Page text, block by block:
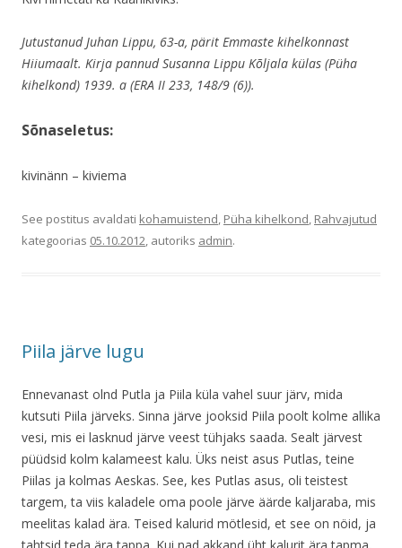
Jutustanud Juhan Lippu, 63-a, pärit Emmaste kihelkonnast
Hiiumaalt. Kirja pannud Susanna Lippu Kõljala külas (Püha
kihelkond) 1939. a (ERA II 233, 148/9 (6)).
Sõnaseletus:
kivinänn – kiviema
See postitus avaldati kohamuistend, Püha kihelkond, Rahvajutud
kategoorias 05.10.2012, autoriks admin.
Piila järve lugu
Ennevanast olnd Putla ja Piila küla vahel suur järv, mida
kutsuti Piila järveks. Sinna järve jooksid Piila poolt kolme allika
vesi, mis ei lasknud järve veest tühjaks saada. Sealt järvest
püüdsid kolm kalameest kalu. Üks neist asus Putlas, teine
Piilas ja kolmas Aeskas. See, kes Putlas asus, oli teistest
targem, ta viis kaladele oma poole järve äärde kaljaraba, mis
meelitas kalad ära. Teised kalurid mötlesid, et see on nöid, ja